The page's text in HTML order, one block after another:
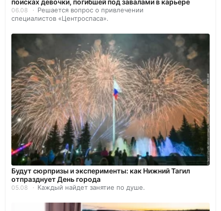
поисках девочки, погибшей под завалами в карьере
06.08
Решается вопрос о привлечении
специалистов «Центроспаса».
Будут сюрпризы и эксперименты: как Нижний Тагил
отпразднует День города
05.08 Каждый найдет занятие по душе.